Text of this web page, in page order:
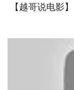
【越哥说电影】